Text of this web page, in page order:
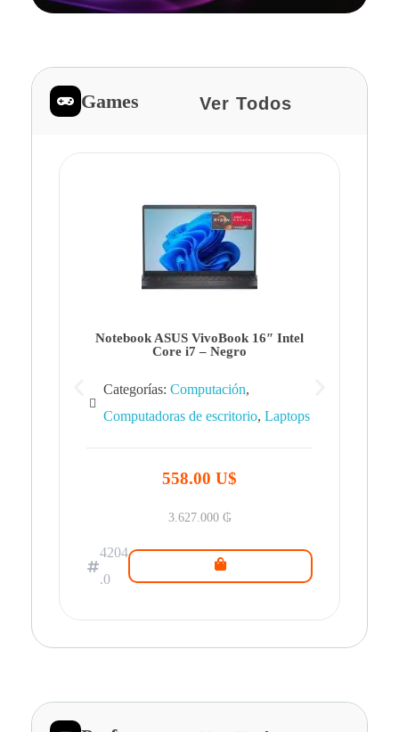
Games Ver Todos
Notebook ASUS VivoBook 16″ Intel
Core i7 – Negro
Categorías: Computación,
Computadoras de escritorio, Laptops
558.00 U$
3.627.000 ₲
4204
.0